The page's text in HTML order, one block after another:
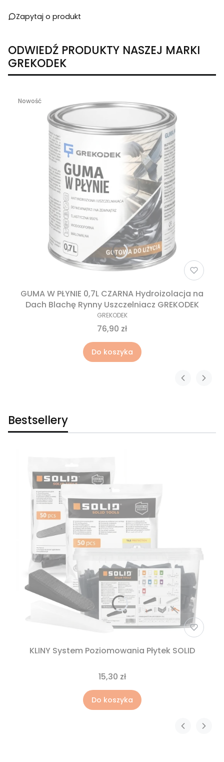
Zapytaj o produkt
ODWIEDŹ PRODUKTY NASZEJ MARKI
GREKODEK
Nowość
GUMA W PŁYNIE 0,7L CZARNA Hydroizolacja na
Dach Blachę Rynny Uszczelniacz GREKODEK
GREKODEK
76,90 zł
Do koszyka
Bestsellery
KLINY System Poziomowania Płytek SOLID
15,30 zł
Do koszyka